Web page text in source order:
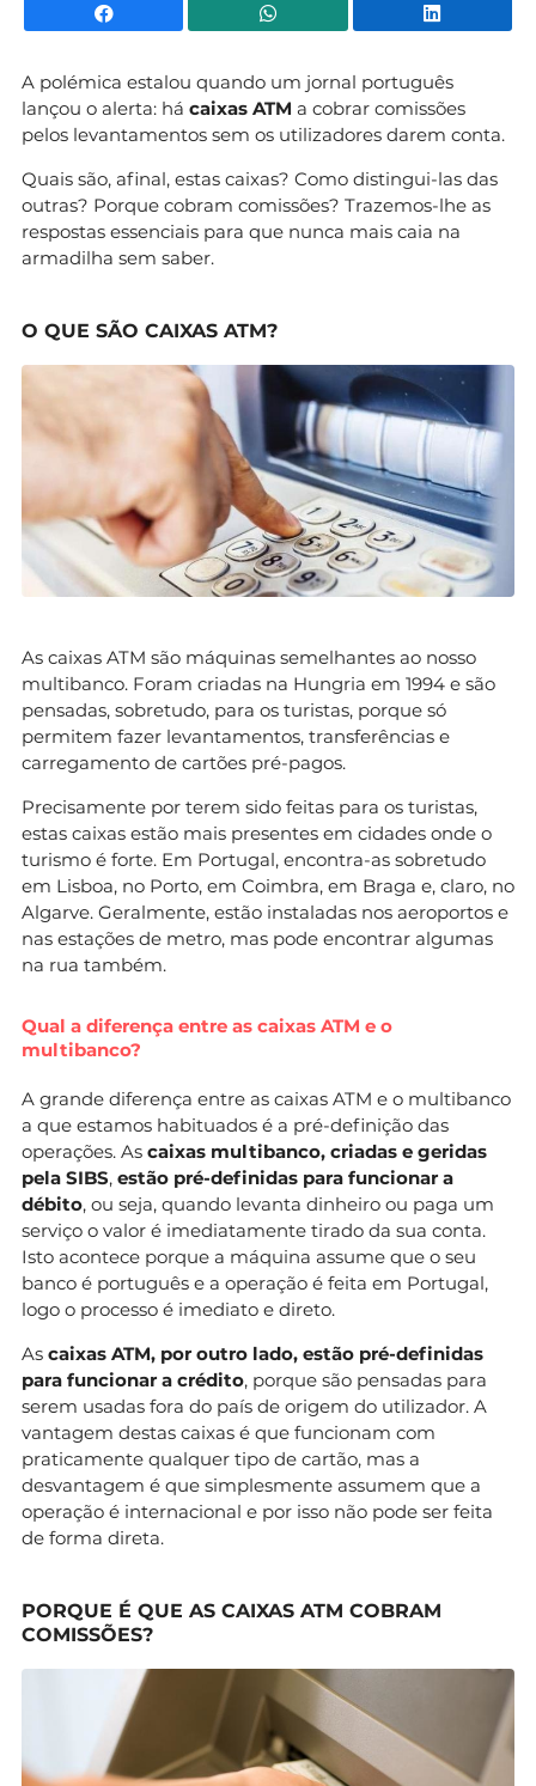
Facebook WhatsApp
A polémica estalou quando um jornal português
lançou o alerta: há caixas ATM a cobrar comissões
pelos levantamentos sem os utilizadores darem conta.
Quais são, afinal, estas caixas? Como distingui-las das
outras? Porque cobram comissões? Trazemos-lhe as
respostas essenciais para que nunca mais caia na
armadilha sem saber.
O QUE SÃO CAIXAS ATM?
As caixas ATM são máquinas semelhantes ao nosso
multibanco. Foram criadas na Hungria em 1994 e são
pensadas, sobretudo, para os turistas, porque só
permitem fazer levantamentos, transferências e
carregamento de cartões pré-pagos.
Precisamente por terem sido feitas para os turistas,
estas caixas estão mais presentes em cidades onde o
turismo é forte. Em Portugal, encontra-as sobretudo
em Lisboa, no Porto, em Coimbra, em Braga e, claro, no
Algarve. Geralmente, estão instaladas nos aeroportos e
nas estações de metro, mas pode encontrar algumas
na rua também.
Qual a diferença entre as caixas ATM e o
multibanco?
A grande diferença entre as caixas ATM e o multibanco
a que estamos habituados é a pré-definição das
operações. As caixas multibanco, criadas e geridas
pela SIBS, estão pré-definidas para funcionar a
débito, ou seja, quando levanta dinheiro ou paga um
serviço o valor é imediatamente tirado da sua conta.
Isto acontece porque a máquina assume que o seu
banco é português e a operação é feita em Portugal,
logo o processo é imediato e direto.
As caixas ATM, por outro lado, estão pré-definidas
para funcionar a crédito, porque são pensadas para
serem usadas fora do país de origem do utilizador. A
vantagem destas caixas é que funcionam com
praticamente qualquer tipo de cartão, mas a
desvantagem é que simplesmente assumem que a
operação é internacional e por isso não pode ser feita
de forma direta.
PORQUE É QUE AS CAIXAS ATM COBRAM
COMISSÕES?